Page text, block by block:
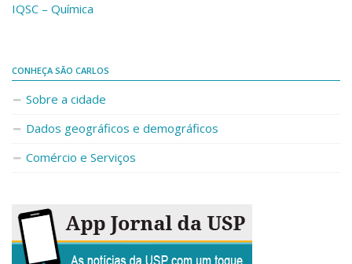
IQSC – Química
CONHEÇA SÃO CARLOS
Sobre a cidade
Dados geográficos e demográficos
Comércio e Serviços